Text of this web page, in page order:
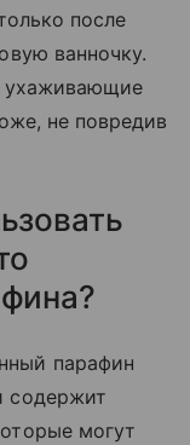
после
ванночку.
ухаживающие
не повредив
парафин
содержит
могут